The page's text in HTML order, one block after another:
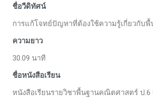
ชื่อวีดิทัศน์
การแก้โจทย์ปัญหาที่ต้องใช้ความรู้เกี่ยวกับพื้
ความยาว
30.09 นาที
ชื่อหนังสือเรียน
หนังสือเรียนรายวิชาพื้นฐานคณิตศาสตร์ ป.6